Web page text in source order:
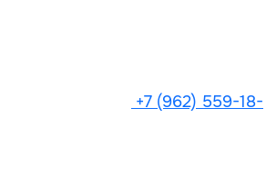
+7 (962) 559-18-